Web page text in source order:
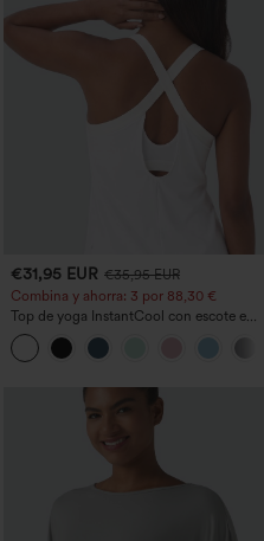
€31,95 EUR €35,95 EUR
Combina y ahorra: 3 por 88,30 €
Top de yoga InstantCool con escote en
U y bajo curvado - UPF50+